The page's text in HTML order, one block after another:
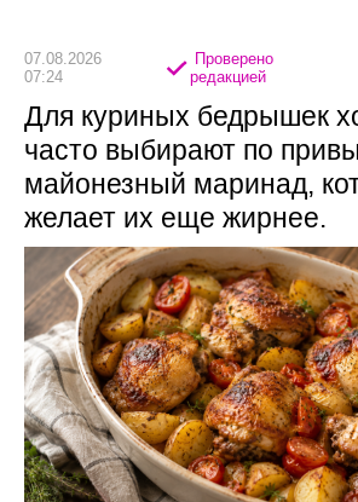
07.08.2026
07:24
Проверено
редакцией
Для куриных бедрышек
часто выбирают по
майонезный маринад,
желает их еще жирнее.